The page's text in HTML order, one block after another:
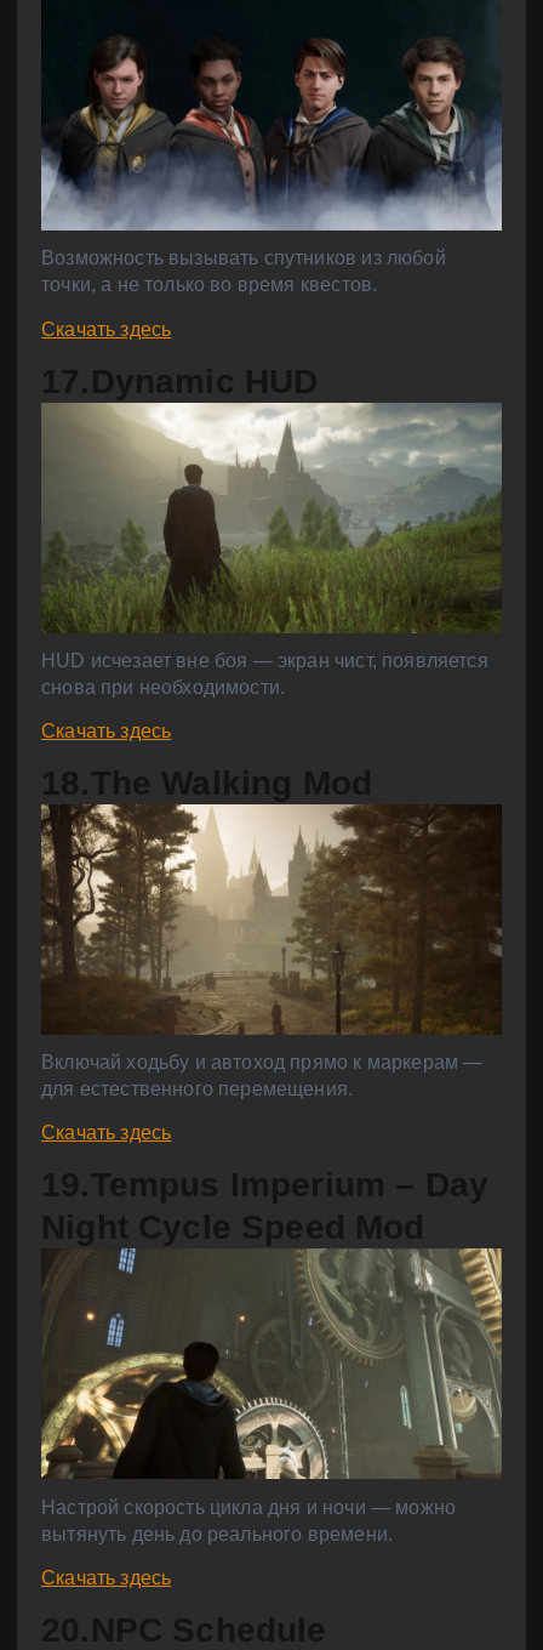
Возможность вызывать спутников из любой
точки, а не только во время квестов.
Скачать здесь
17.Dynamic HUD
HUD исчезает вне боя — экран чист, появляется
снова при необходимости.
Скачать здесь
18.The Walking Mod
Включай ходьбу и автоход прямо к маркерам —
для естественного перемещения.
Скачать здесь
19.Tempus Imperium – Day
Night Cycle Speed Mod
Настрой скорость цикла дня и ночи — можно
вытянуть день до реального времени.
Скачать здесь
20.NPC Schedule